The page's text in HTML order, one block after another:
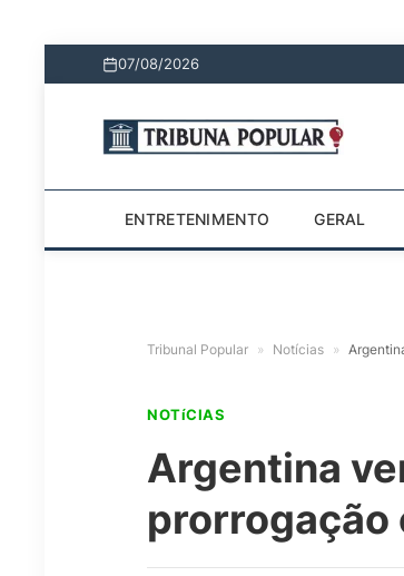
07/08/2026
ENTRETENIMENTO GERAL
Tribunal Popular » Notícias »
NOTíCIAS
Argentina
prorrogação